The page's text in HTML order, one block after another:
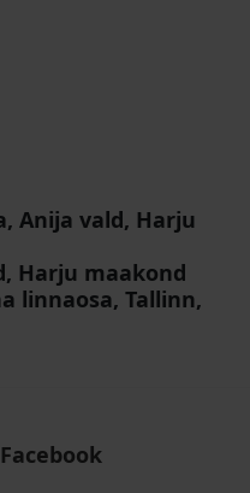
Anija vald, Harju
Harju maakond
linnaosa, Tallinn,
Facebook